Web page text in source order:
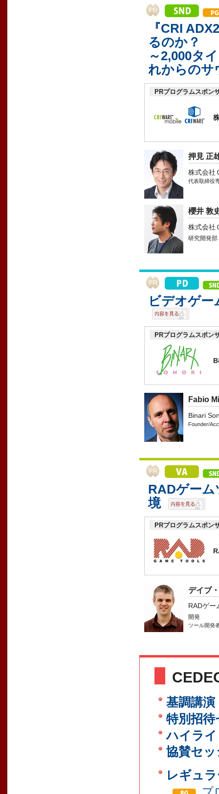
『CRI
るのか？
～2,000タ
れからのサ
PRプログラムスポン
押見 正
株式会社
代表取締役
櫻井 敦
株式会社
研究開発部
ビデオゲ
PRプログラムスポン
Fabio
Binari
Founder/
RADゲーム
境
PRプログラムスポン
デイブ
RADゲー
開発
ツール開発
基調講演
特別招
ハイラ
協賛セ
レギュ